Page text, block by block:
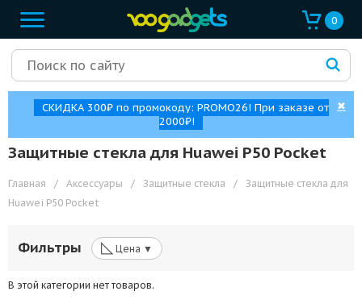
0
СКИДКА 300₽ по промокоду: PROMO26! При заказе от
2000₽!
✖
Защитные стекла для Huawei P50 Pocket
Главная / Аксессуары / Защитные стекла /
Защитные стекла для
Huawei P50 Pocket
Фильтры ◺ Цена ▼
В этой категории нет товаров.